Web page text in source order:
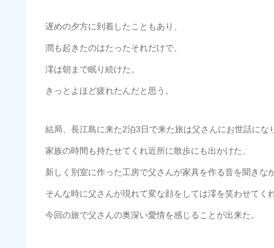
遅めの夕方に到着したこともあり、
潤も起きたのはたったそれだけで、
澪は朝まで眠り続けた。
きっとよほど疲れたんだと思う。
結局、長江島に来た2泊3日で来た旅は父さんにお世話にな
家族の時間も持たせてくれ近所に散歩にも出かけた、
新しく別室に作った工房で父さんが家具を作る音を聞きな
そんな時に父さんが現れて変な顔をしては澪を笑わせてくれ
今回の旅で父さんの奥深い愛情を感じることが出来た。